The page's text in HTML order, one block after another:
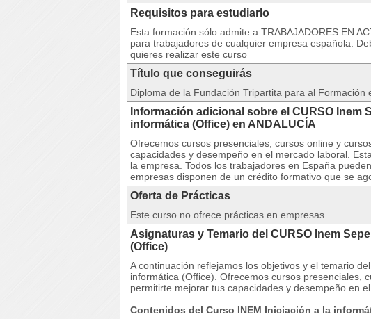
Requisitos para estudiarlo
Esta formación sólo admite a TRABAJADORES EN
para trabajadores de cualquier empresa española.
quieres realizar este curso
Título que conseguirás
Diploma de la Fundación Tripartita para al
Información adicional sobre el CURSO Inem
informática (Office) en ANDALUCÍA
Ofrecemos cursos presenciales, cursos online y
capacidades y desempeño en el mercado laboral.
la empresa. Todos los trabajadores en España
empresas disponen de un crédito formativo que se
Oferta de Prácticas
Este curso no ofrece prácticas en empresas
Asignaturas y Temario del CURSO Inem
(Office)
A continuación reflejamos los objetivos y el temario
informática (Office). Ofrecemos cursos presenciales,
permitirte mejorar tus capacidades y desempeño en
Contenidos del Curso INEM Iniciación a la